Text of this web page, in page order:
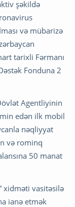
şəkildə
və mübarizə
tarixli Fərmanı
Fonduna 2
Agentliyinin
edən ilk mobil
nəqliyyat
və rominq
50 manat
xidməti vasitəsilə
ianə etmək